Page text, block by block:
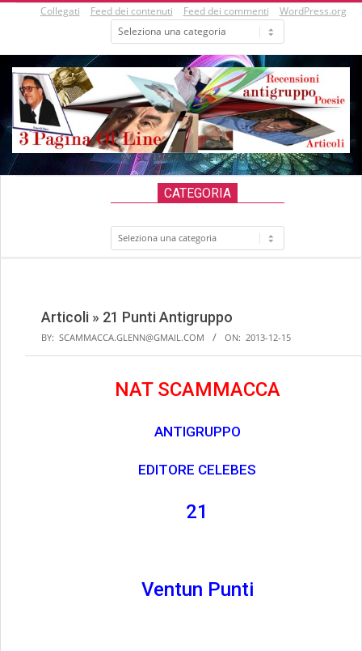
Collegati Feed dei contenuti Feed dei commenti
WordPress.org
Categorie
NAT SCAMMACCA NETWORK
CATEGORIA
Categoria
Articoli » 21 Punti Antigruppo
BY: SCAMMACCA.GLENN@GMAIL.COM ON: 2013-12-15
NAT SCAMMACCA
ANTIGRUPPO
EDITORE CELEBES
21
Ventun Punti